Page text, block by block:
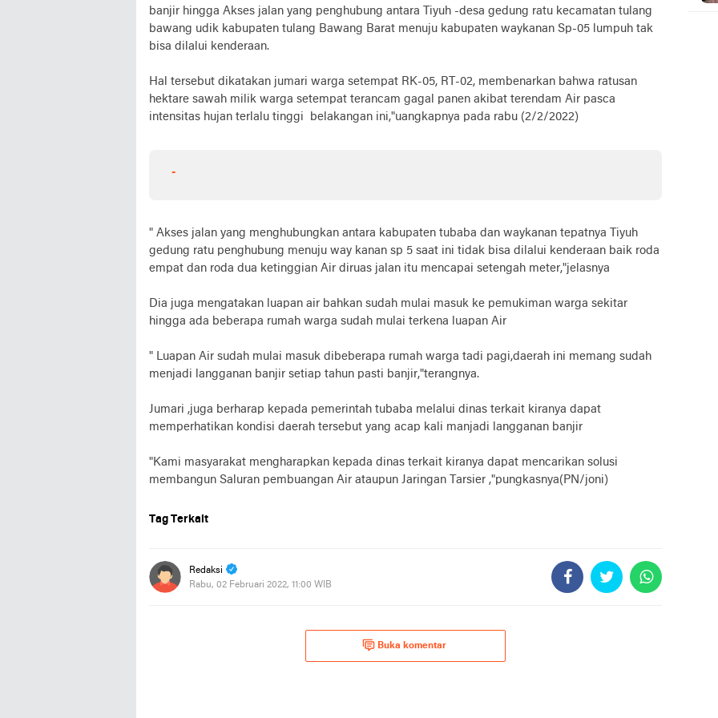
banjir hingga Akses jalan yang penghubung antara Tiyuh -desa gedung ratu kecamatan tulang
bawang udik kabupaten tulang Bawang Barat menuju kabupaten waykanan Sp-05 lumpuh tak
bisa dilalui kenderaan.
Hal tersebut dikatakan jumari warga setempat RK-05, RT-02, membenarkan bahwa ratusan
hektare sawah milik warga setempat terancam gagal panen akibat terendam Air pasca
intensitas hujan terlalu tinggi belakangan ini,"uangkapnya pada rabu (2/2/2022)
-
" Akses jalan yang menghubungkan antara kabupaten tubaba dan waykanan tepatnya Tiyuh
gedung ratu penghubung menuju way kanan sp 5 saat ini tidak bisa dilalui kenderaan baik roda
empat dan roda dua ketinggian Air diruas jalan itu mencapai setengah meter,"jelasnya
Dia juga mengatakan luapan air bahkan sudah mulai masuk ke pemukiman warga sekitar
hingga ada beberapa rumah warga sudah mulai terkena luapan Air
" Luapan Air sudah mulai masuk dibeberapa rumah warga tadi pagi,daerah ini memang sudah
menjadi langganan banjir setiap tahun pasti banjir,"terangnya.
Jumari ,juga berharap kepada pemerintah tubaba melalui dinas terkait kiranya dapat
memperhatikan kondisi daerah tersebut yang acap kali manjadi langganan banjir
"Kami masyarakat mengharapkan kepada dinas terkait kiranya dapat mencarikan solusi
membangun Saluran pembuangan Air ataupun Jaringan Tarsier ,"pungkasnya(PN/joni)
Tag Terkait
Redaksi
Rabu, 02 Februari 2022, 11:00 WIB
Buka komentar